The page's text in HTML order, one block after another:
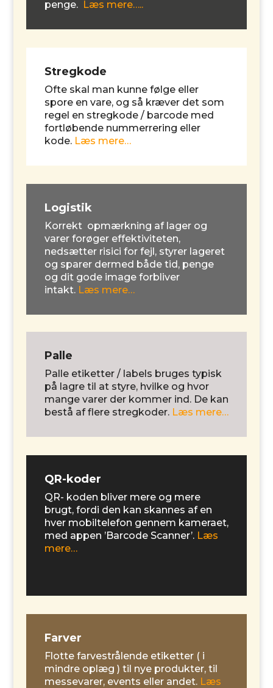
penge. Læs mere…..
Stregkode
Ofte skal man kunne følge eller
spore en vare, og så kræver det som
regel en stregkode / barcode med
fortløbende nummerrering eller
kode. Læs mere…
Logistik
Korrekt opmærkning af lager og
varer forøger effektiviteten,
nedsætter risici for fejl, styrer lageret
og sparer dermed både tid, penge
og dit gode image forbliver
intakt. Læs mere…
Palle
Palle etiketter / labels bruges typisk
på lagre til at styre, hvilke og hvor
mange varer der kommer ind. De kan
bestå af flere stregkoder. Læs mere…
QR-koder
QR- koden bliver mere og mere
brugt, fordi den kan skannes af en
hver mobiltelefon gennem kameraet,
med appen ’Barcode Scanner’. Læs
mere…
Farver
Flotte farvestrålende etiketter ( i
mindre oplæg ) til nye produkter, til
messevarer, events eller andet. Læs